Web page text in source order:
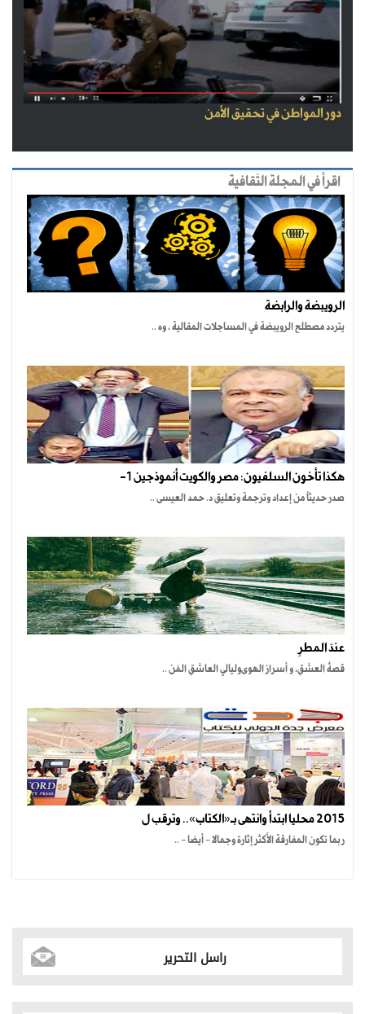
دور المواطن في تحقيق الأمن
اقرأ في المجلة الثقافية
الرويبضة والرابضة
يتردد مصطلح الرويبضة في المساجلات المقالية ، وه ..
هكذا تأخون السلفيون: مصر والكويت أنموذجين 1-
صدر حديثاً من إعداد وترجمة وتعليق د. حمد العيسى ..
عندَ المطرِ
قصةُ العشقِ، و أسرارُ الهوىوليالي العاشقِ المُن ..
2015 محليا ابتدأ وانتهى بـ«الكتاب».. وترقب ل
ربما تكون المفارقة الأكثر إثارة وجمالا - أيضا - ..
راسل التحرير